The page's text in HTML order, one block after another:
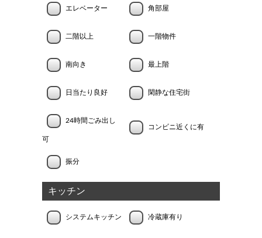
エレベーター 角部屋
二階以上 一階物件
南向き 最上階
日当たり良好 閑静な住宅街
24時間ごみ出し
可
コンビニ近くに有
振分
キッチン
システムキッチン 冷蔵庫有り